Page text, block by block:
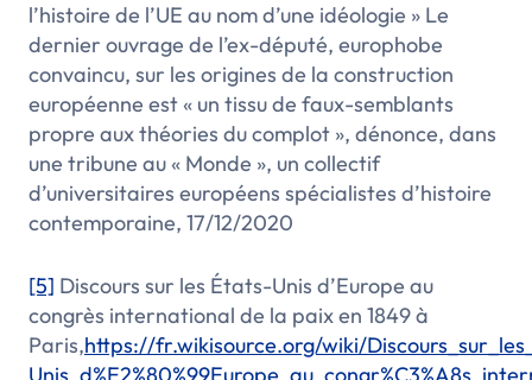
l’histoire de l’UE au nom d’une idéologie » Le
dernier ouvrage de l’ex-député, europhobe
convaincu, sur les origines de la construction
européenne est « un tissu de faux-semblants
propre aux théories du complot », dénonce, dans
une tribune au « Monde », un collectif
d’universitaires européens spécialistes d’histoire
contemporaine, 17/12/2020
[5] Discours sur les États-Unis d’Europe au
congrès international de la paix en 1849 à
Paris,https://fr.wikisource.org/wiki/